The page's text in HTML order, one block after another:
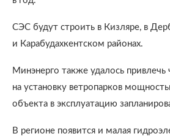
СЭС будут строить в Кизляре, в
и Карабудахкентском районах.
Минэнерго также удалось привлечь
на установку ветропарков
объекта в эксплуатацию
В регионе появится и малая